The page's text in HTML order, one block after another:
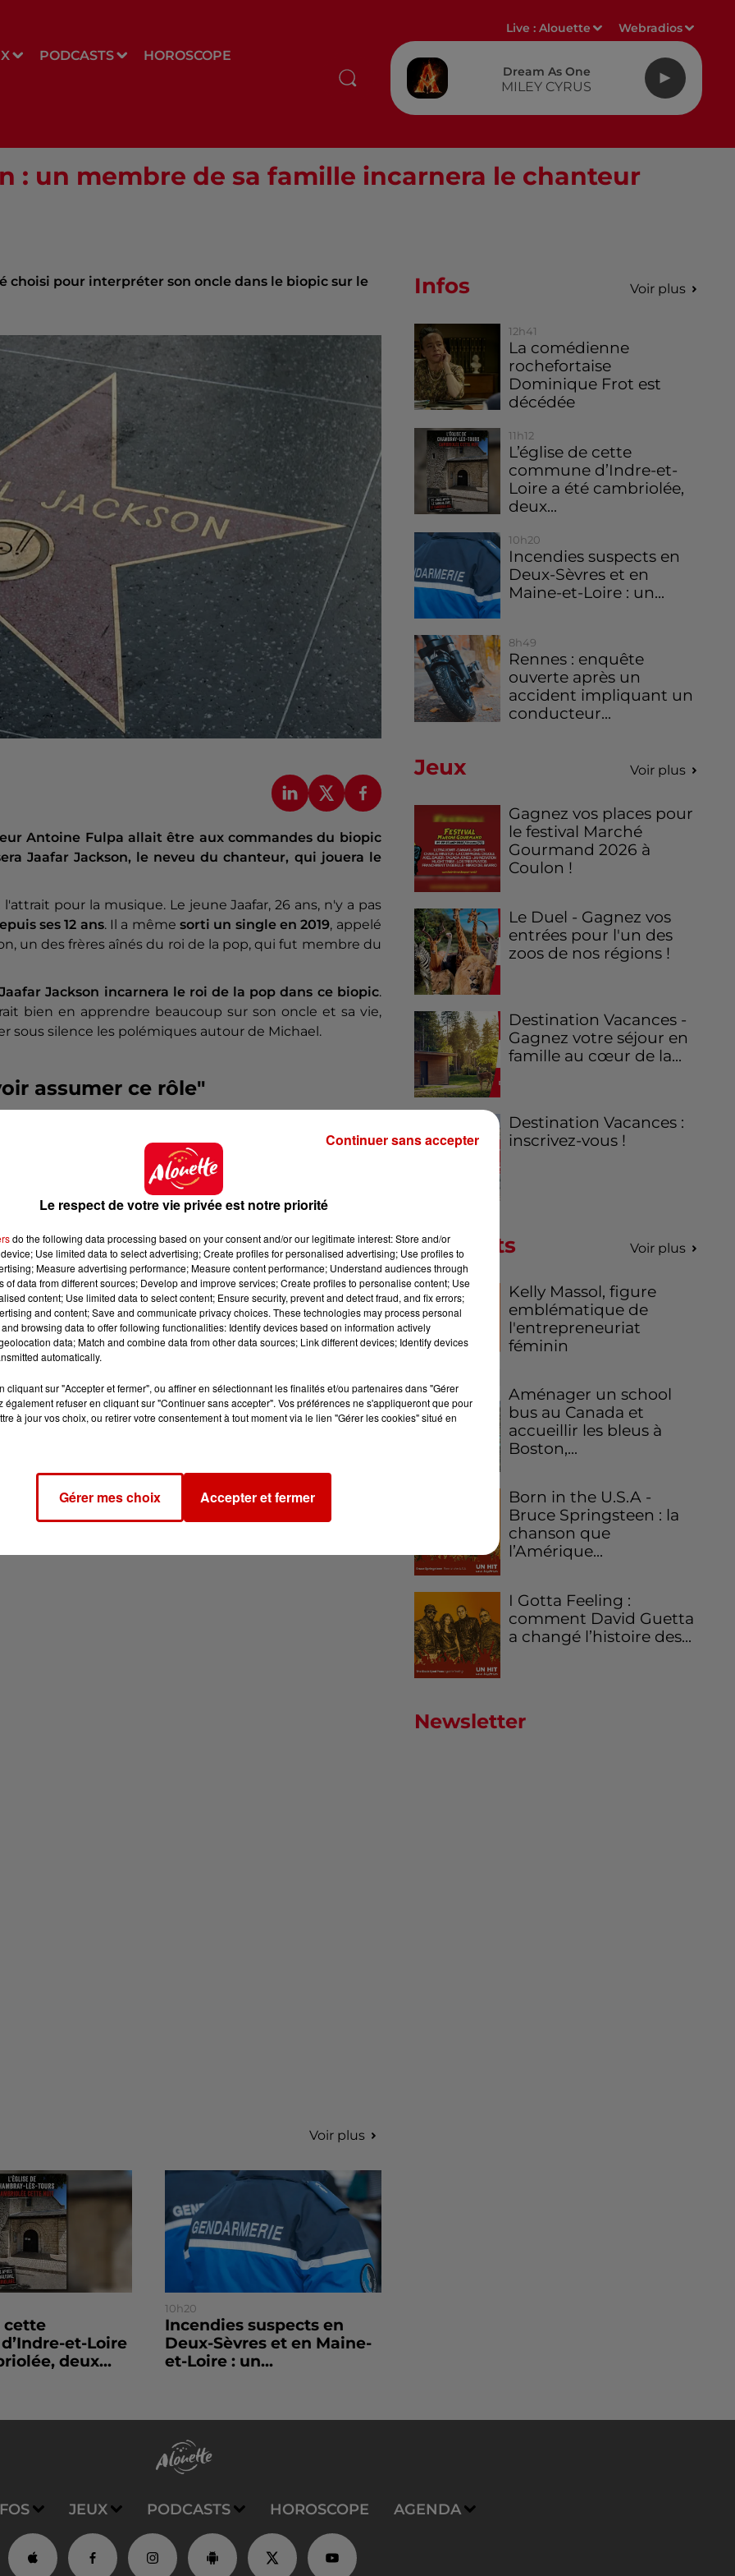
PODCASTS HOROSCOPE
Live :Alouette Webradios
Dream As One
MILEY CYRUS
: un membre de sa famille incarnera le chanteur
choisi pour interpréter son oncle dans le biopic sur le
Antoine Fulpa allait être aux commandes du biopic
Jaafar Jackson, le neveu du chanteur, qui jouera le
pour la musique. Le jeune Jaafar, 26 ans, n'y a pas
ses 12 ans. Il a mêmesorti un single en 2019, appelé
un des frères aînés du roi de la pop, qui fut membre du
Jaafar Jackson incarnera le roi de la pop dans ce biopic.
bien en apprendre beaucoup sur son oncle et sa vie,
sous silence les polémiques autour de Michael.
assumer ce rôle"
concerné a réagi sur Twitter en expliquant qu'il est
Michael
. La mère du roi de la pop a l'air également
que
"Jaafar incarne mon fils. C'est tellement
personne qui incarnera Michael Jackson. Cependant,
de Jaafar :
de Michael. Il étaitla seule personne à pouvoir
sur Freddie Mercury(Bohemian Rhapsody) qui fut
un résultat final de grande qualité.
dépôt de cookies que vous avez exprimé. Si vous
accord en cliquant sur le bouton ci-dessous.
l'élément
Infos Voir plus
12h41
La comédienne
rochefortaise
Dominique Frot est
décédée
11h12
L’église de cette
commune d’Indre-et-
Loire a été cambriolée,
deux...
10h20
Incendies suspects en
Deux-Sèvres et en
Maine-et-Loire : un...
8h49
Rennes : enquête
ouverte après un
accident impliquant un
conducteur...
Jeux Voir plus
Gagnez vos places pour
le festival Marché
Gourmand 2026 à
Coulon !
Le Duel - Gagnez vos
entrées pour l'un des
zoos de nos régions !
Destination Vacances -
Gagnez votre séjour en
famille au cœur de la...
Destination Vacances :
inscrivez-vous !
Podcasts Voir plus
Kelly Massol, figure
emblématique de
l'entrepreneuriat
féminin
Aménager un school
bus au Canada et
accueillir les bleus à
Boston,...
Born in the U.S.A -
Bruce Springsteen : la
chanson que
l’Amérique...
I Gotta Feeling :
comment David Guetta
a changé l’histoire des...
Newsletter
Voir plus
cette
et-Loire
deux...
10h20
Incendies suspects en
Deux-Sèvres et en Maine-
et-Loire : un...
JEUX PODCASTS HOROSCOPE AGENDA
Le respect de votre vie privée est notre priorité
do the following data processing based on your consent and/or our legitimate interest: Store and/or
Use limited data to select advertising; Create profiles for personalised advertising; Use profiles to
Measure advertising performance; Measure content performance; Understand audiences through
of data from different sources; Develop and improve services; Create profiles to personalise content; Use
content; Use limited data to select content; Ensure security, prevent and detect fraud, and fix errors;
and content; Save and communicate privacy choices. These technologies may process personal
browsing data to offer following functionalities: Identify devices based on information actively
data; Match and combine data from other data sources; Link different devices; Identify devices
automatically.
cliquant sur "Accepter et fermer", ou affiner en sélectionnant les finalités et/ou partenaires dans "Gérer
également refuser en cliquant sur "Continuer sans accepter". Vos préférences ne s'appliqueront que pour
à jour vos choix, ou retirer votre consentement à tout moment via le lien "Gérer les cookies" situé en
Gérer mes choix Accepter et fermer
Continuer sans accepter